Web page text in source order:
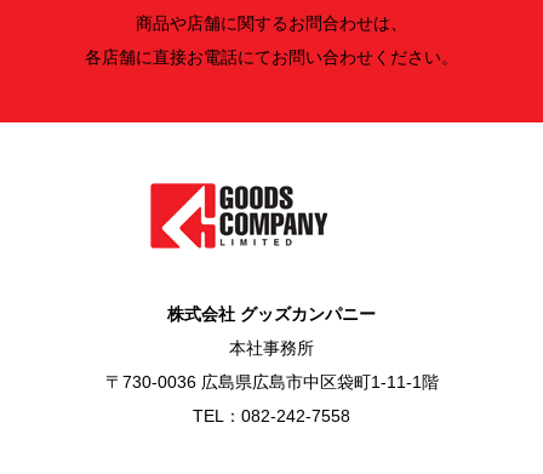
商品や店舗に関するお問合わせは、
各店舗に直接お電話にてお問い合わせください。
株式会社 グッズカンパニー
本社事務所
〒730-0036 広島県広島市中区袋町1-11-1階
TEL：082-242-7558